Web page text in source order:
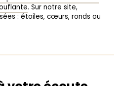
. Sur notre site,
: étoiles, cœurs, ronds ou